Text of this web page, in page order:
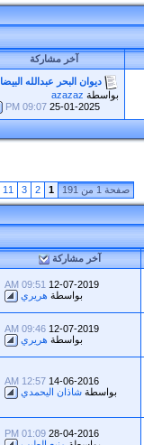
آخر مشاركة
ديوان البحر عبدالله
بواسطة azazaz
25-01-2025
09:07 PM
صفحة 1 من 191 1
2
3
11
آخر مشاركة
12-07-2019
09:51 AM
بواسطة هريري
12-07-2019
09:46 AM
بواسطة هريري
14-06-2016
12:57 AM
بواسطة شاذان اليحمدي
28-04-2016
01:09 PM